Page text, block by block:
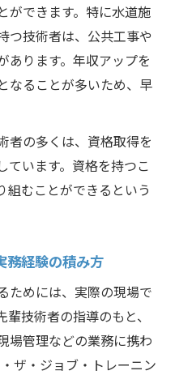
ができます。特に水道施
つ技術者は、公共工事や
あります。年収アップを
なることが多いため、早
者の多くは、資格取得を
ています。資格を持つこ
組むことができるという
務経験の積み方
ためには、実際の現場で
技術者の指導のもと、
場管理などの業務に携わ
ザ・ジョブ・トレーニン